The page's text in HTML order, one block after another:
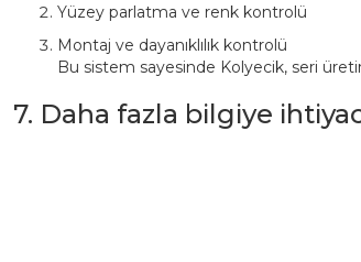
Yüzey parlatma ve renk kontrolü
Montaj ve dayanıklılık kontrolü
Bu sistem sayesinde Kolyecik, seri
7. Daha fazla bilgiye